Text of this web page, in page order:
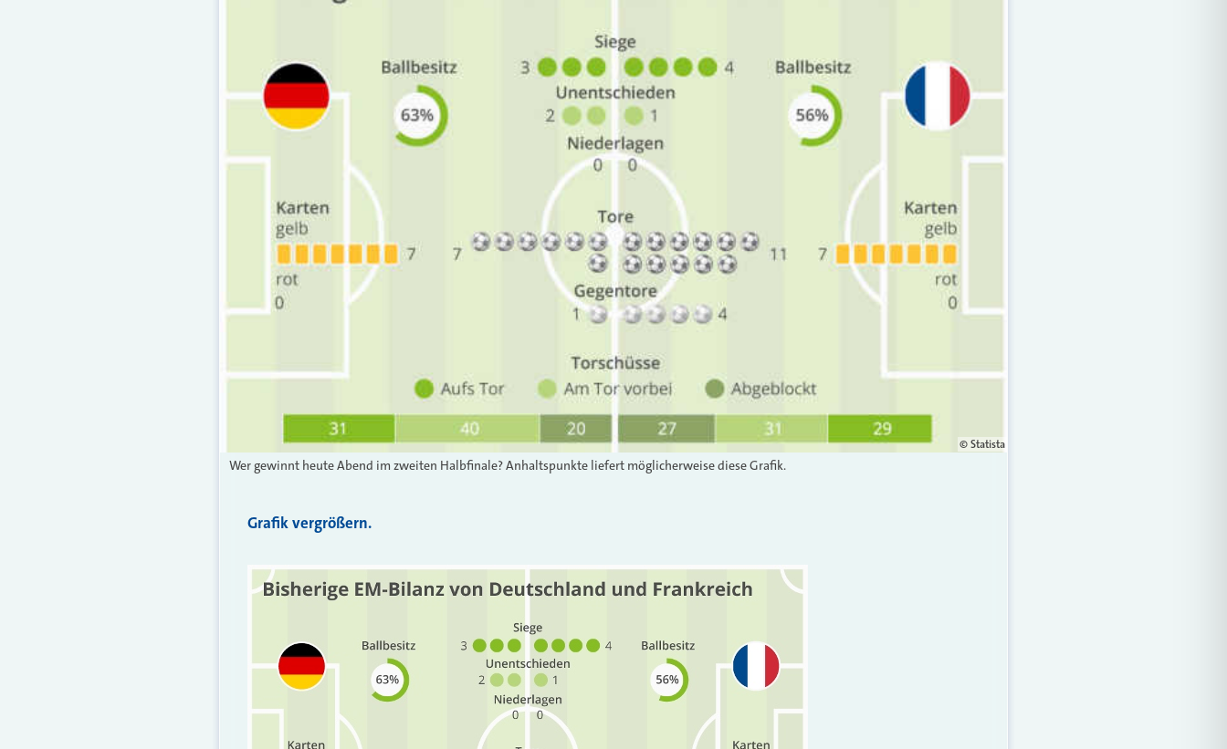
© Statista
Wer gewinnt heute Abend im zweiten Halbfinale? Anhaltspunkte liefert möglicherweise diese Grafik.
Grafik vergrößern.